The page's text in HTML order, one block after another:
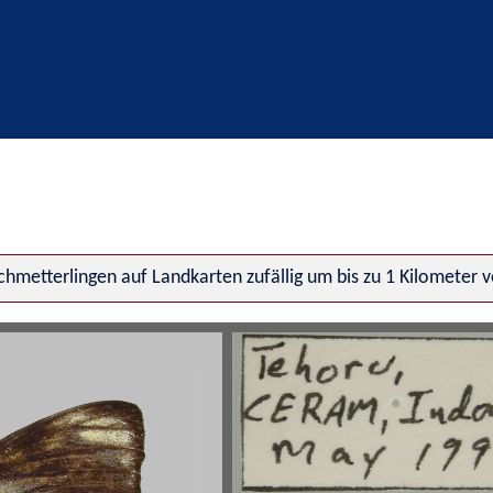
auf Landkarten zufällig um bis zu 1 Kilometer